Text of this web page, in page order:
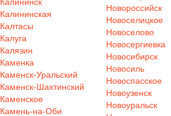
Калининская
Калтасы
Калуга
Калязин
Каменка
Каменск-Уральский
Каменск-Шахтинский
Каменское
Камень-на-Оби
Новороссийск
Новоселицкое
Новоселово
Новосергиевка
Новосибирск
Новосиль
Новоспасское
Новоузенск
Новоуральск